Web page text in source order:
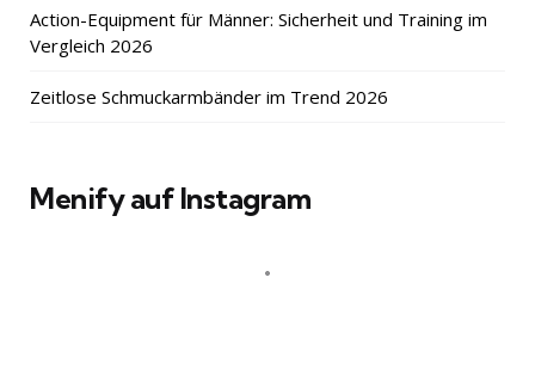
Action-Equipment für Männer: Sicherheit und Training im
Vergleich 2026
Zeitlose Schmuckarmbänder im Trend 2026
Menify auf Instagram